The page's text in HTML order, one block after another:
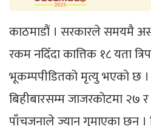
काठमाडौं । सरकारले समयमै
रकम नदिँदा कात्तिक १८ यता
भूकम्पपीडितको मृत्यु भएको छ ।
बिहीबारसम्म जाजरकोटमा २७
पाँचजनाले ज्यान गुमाएका छन्